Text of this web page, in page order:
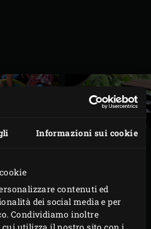
Informazioni sui cookie
contenuti ed
dei social media e per
Condividiamo inoltre
plance per griglia in quattro
e immergerle in acqua
il Big Green Egg con la